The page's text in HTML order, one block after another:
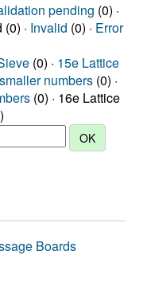
pending (0) ·
· Invalid (0) · Error
(0) · 15e Lattice
numbers (0) ·
(0) · 16e Lattice
Boards